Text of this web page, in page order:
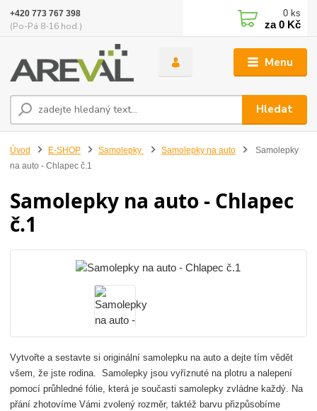
Menu
Hledat
+420 773 767 398
(Po-Pá 8-16 hod.)
0 ks
za0 Kč
Úvod E-SHOP Samolepky Samolepky na auto
Samolepky
na auto - Chlapec č.1
Samolepky na auto - Chlapec
č.1
Vytvořte a sestavte si originální samolepku na auto a dejte tím vědět
všem, že jste rodina. Samolepky jsou vyříznuté na plotru a nalepení
pomocí průhledné fólie, která je současti samolepky zvládne každý. Na
přání zhotovíme Vámi zvolený rozměr, taktéž barvu přizpůsobíme